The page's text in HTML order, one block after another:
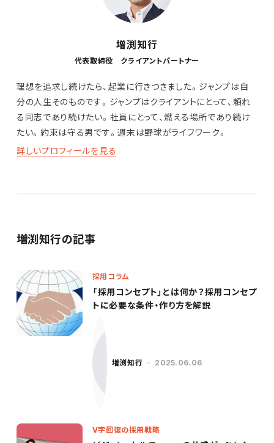
増渕知行
代表取締役 クライアントパートナー
理想を追求し続けたら、起業に行きつきました。ジャンプは自
分の人生そのものです。ジャンプはクライアントにとって、頼れ
る同志であり続けたい。社員にとって、燃える場所であり続け
たい。約束は守る男です。週末は野球がライフワーク。
詳しいプロフィールを見る
増渕知行の記事
採用コラム
「採用コンセプト」とは何か？採用コンセプ
トに必要な条件・作り方を解説
増渕知行 2025.06.06
V字回復の採用戦略